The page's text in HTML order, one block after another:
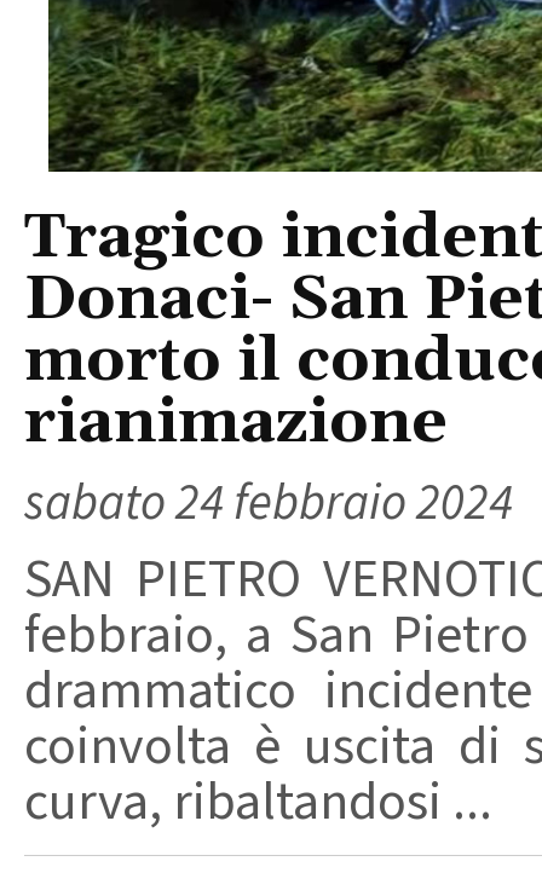
Tragico
Donaci- San
morto il
rianimazione
sabato 24 febbraio 2024
SAN PIETRO
febbraio, a San
drammatico
coinvolta è uscita di
curva, ribaltandosi ...